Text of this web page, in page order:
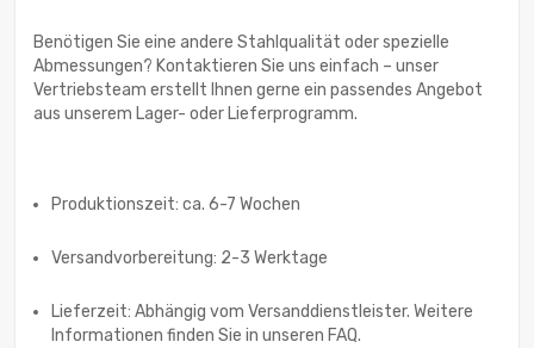
Benötigen Sie eine andere Stahlqualität oder spezielle
Abmessungen? Kontaktieren Sie uns einfach – unser
Vertriebsteam erstellt Ihnen gerne ein passendes Angebot
aus unserem Lager- oder Lieferprogramm.
Produktionszeit: ca. 6-7 Wochen
Versandvorbereitung: 2-3 Werktage
Lieferzeit: Abhängig vom Versanddienstleister. Weitere
Informationen finden Sie in unseren FAQ.